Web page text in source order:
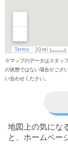
※マップのデータはスタッ
の状態ではない場合がござ
い合わせください。
地図上の気にな
と、 ホームペー